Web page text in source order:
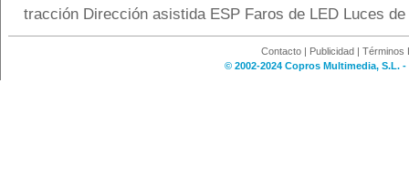
tracción Dirección asistida ESP Faros de LED Luces
Contacto | Publicidad | Términos
© 2002-2024 Copros Multimedia, S.L.